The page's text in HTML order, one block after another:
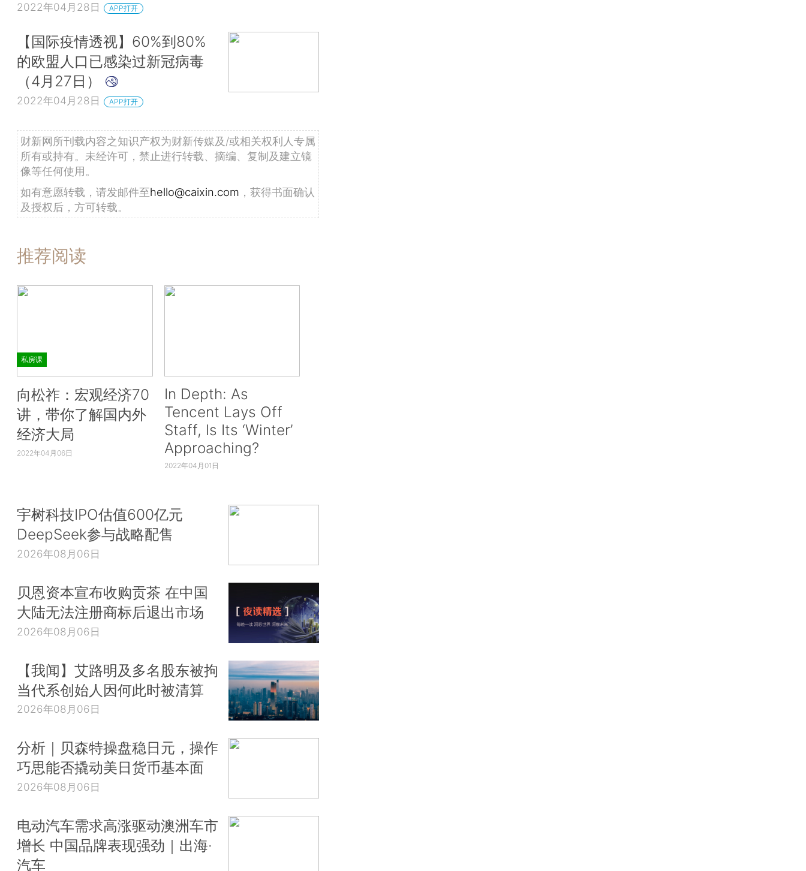
2022年04月28日 APP打开
【国际疫情透视】60%到80%
的欧盟人口已感染过新冠病毒
（4月27日）
2022年04月28日 APP打开
财新网所刊载内容之知识产权为财新传媒及/或相关权利人专属
所有或持有。未经许可，禁止进行转载、摘编、复制及建立镜
像等任何使用。
如有意愿转载，请发邮件至hello@caixin.com ，获得书面确认
及授权后，方可转载。
推荐阅读
私房课
向松祚：宏观经济70
讲，带你了解国内外
经济大局
2022年04月06日
In Depth: As
Tencent Lays Off
Staff, Is Its ‘Winter’
Approaching?
2022年04月01日
宇树科技IPO估值600亿元
DeepSeek参与战略配售
2026年08月06日
贝恩资本宣布收购贡茶 在中国
大陆无法注册商标后退出市场
2026年08月06日
【我闻】艾路明及多名股东被拘
当代系创始人因何此时被清算
2026年08月06日
分析｜贝森特操盘稳日元，操作
巧思能否撬动美日货币基本面
2026年08月06日
电动汽车需求高涨驱动澳洲车市
增长 中国品牌表现强劲｜出海·
汽车